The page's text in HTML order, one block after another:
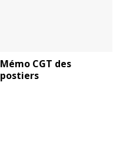
Mémo CGT des
postiers